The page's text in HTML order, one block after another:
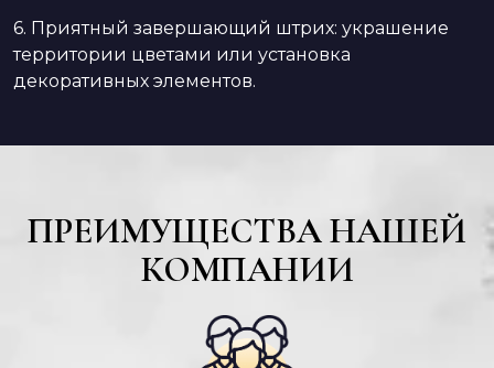
6. Приятный завершающий штрих: украшение
территории цветами или установка
декоративных элементов.
ПРЕИМУЩЕСТВА НАШЕЙ
КОМПАНИИ